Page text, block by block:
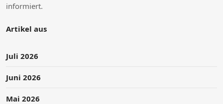
informiert.
Artikel aus
Juli 2026
Juni 2026
Mai 2026